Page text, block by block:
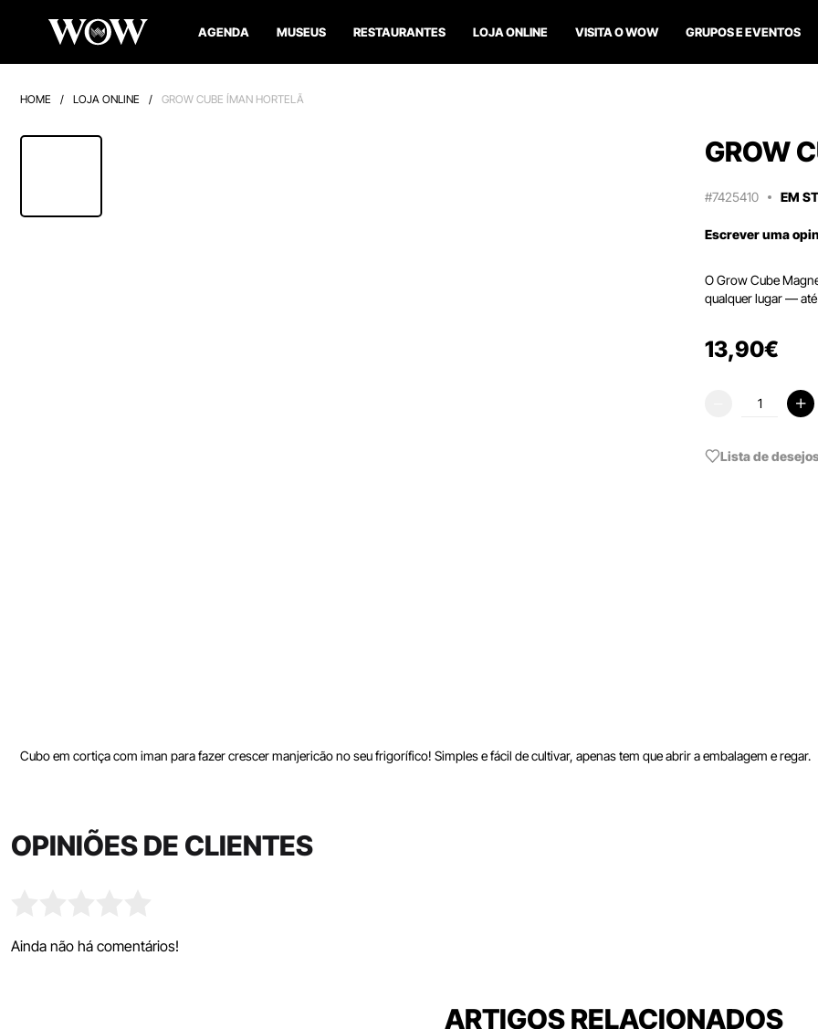
AGENDA MUSEUS RESTAURANTES LOJA ONLINE VISITA O WOW GRUPOS E EVENTOS
HOME / LOJA ONLINE / GROW CUBE ÍMAN HORTELÃ
GROW
#7425410 EM
Escrever uma
O Grow Cube
qualquer lugar —
13,90€
Lista de
Cubo em cortiça com iman para fazer crescer manjericão no seu frigorífico! Simples e fácil de cultivar, apenas tem que abrir a embalagem e regar.
OPINIÕES DE CLIENTES
Ainda não há comentários!
ARTIGOS RELACIONADOS